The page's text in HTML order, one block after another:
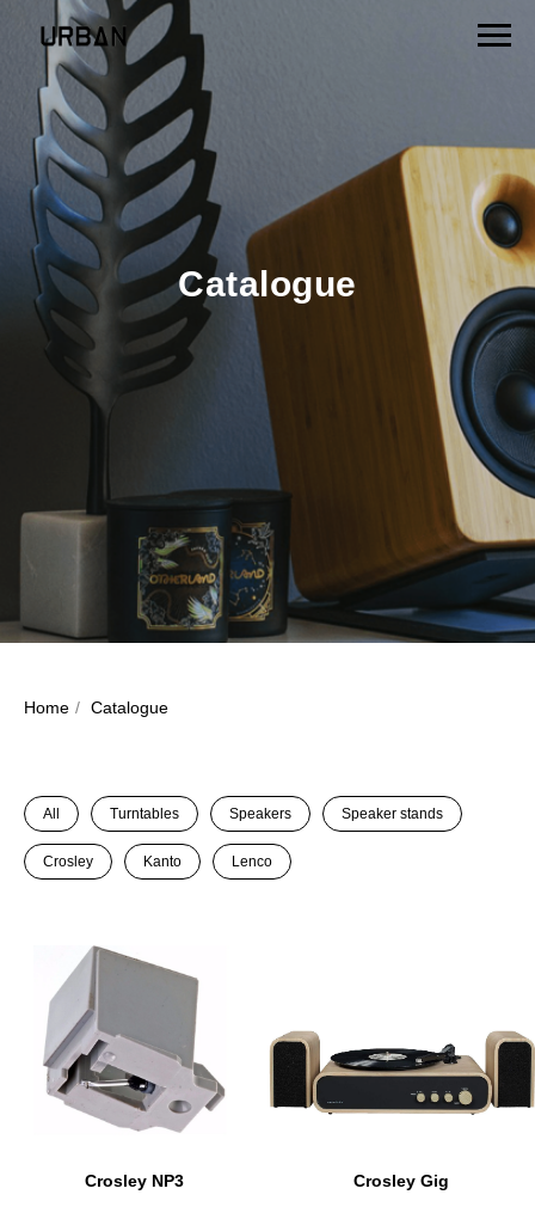
Catalogue
Home / Catalogue
All Turntables Speakers Speaker stands
Crosley Kanto Lenco
Crosley NP3
Crosley Gig